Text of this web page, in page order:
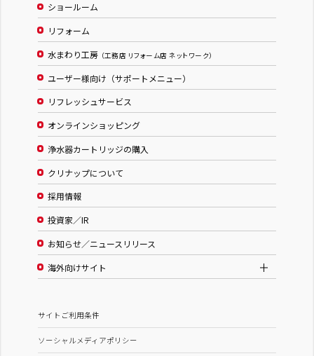
ショールーム
リフォーム
水まわり工房 （工務店 リフォーム店 ネットワーク）
ユーザー様向け（サポートメニュー）
リフレッシュサービス
オンラインショッピング
浄水器カートリッジの購入
クリナップについて
採用情報
投資家／IR
お知らせ／ニュースリリース
海外向けサイト
サイトご利用条件
ソーシャルメディアポリシー